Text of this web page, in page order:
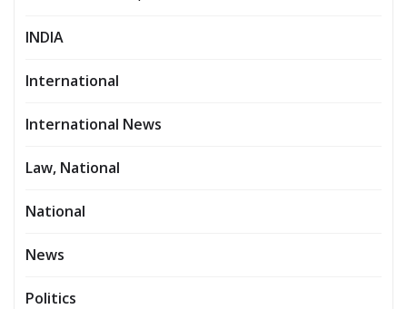
INDIA
International
International News
Law, National
National
News
Politics